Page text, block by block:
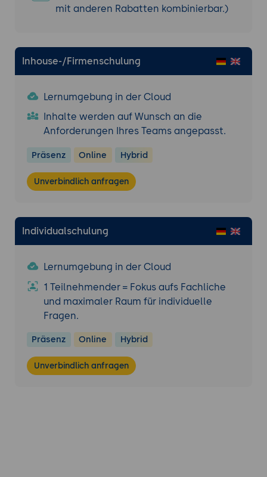
mit anderen Rabatten kombinierbar.)
Inhouse-/Firmenschulung
Lernumgebung in der Cloud
Inhalte werden auf Wunsch an die
Anforderungen Ihres Teams angepasst.
Präsenz Online Hybrid
Unverbindlich anfragen
Individualschulung
Lernumgebung in der Cloud
1 Teilnehmender = Fokus aufs Fachliche
und maximaler Raum für individuelle
Fragen.
Präsenz Online Hybrid
Unverbindlich anfragen